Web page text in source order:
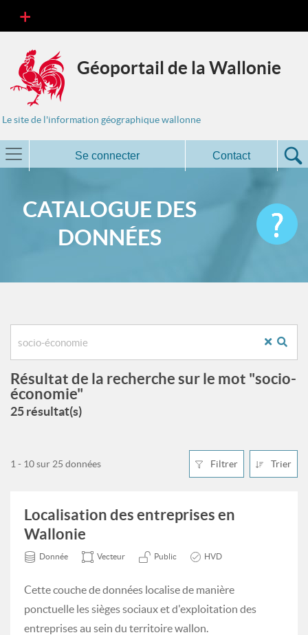
Géoportail de la Wallonie
Le site de l'information géographique wallonne
Se connecter Contact
CATALOGUE DES
DONNÉES
Résultat de la recherche sur le mot "socio-
économie"
25 résultat(s)
Filtrer Trier
1 - 10 sur 25 données
Localisation des entreprises en
Wallonie
Donnée Vecteur Public HVD
Cette couche de données localise de manière
ponctuelle les sièges sociaux et d'exploitation des
entreprises au sein du territoire wallon.